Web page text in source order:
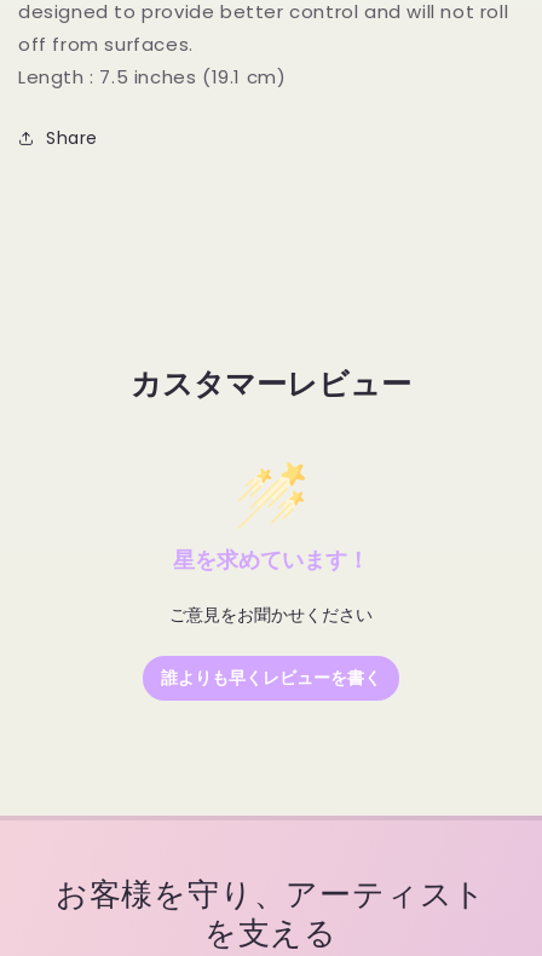
量
を
減
す
量
を
増
designed to provide better control and will not roll
off from surfaces.
Length : 7.5 inches (19.1 cm)
Share
カスタマーレビュー
星を求めています！
ご意見をお聞かせください
誰よりも早くレビューを書く
お客様を守り、アーティスト
を支える